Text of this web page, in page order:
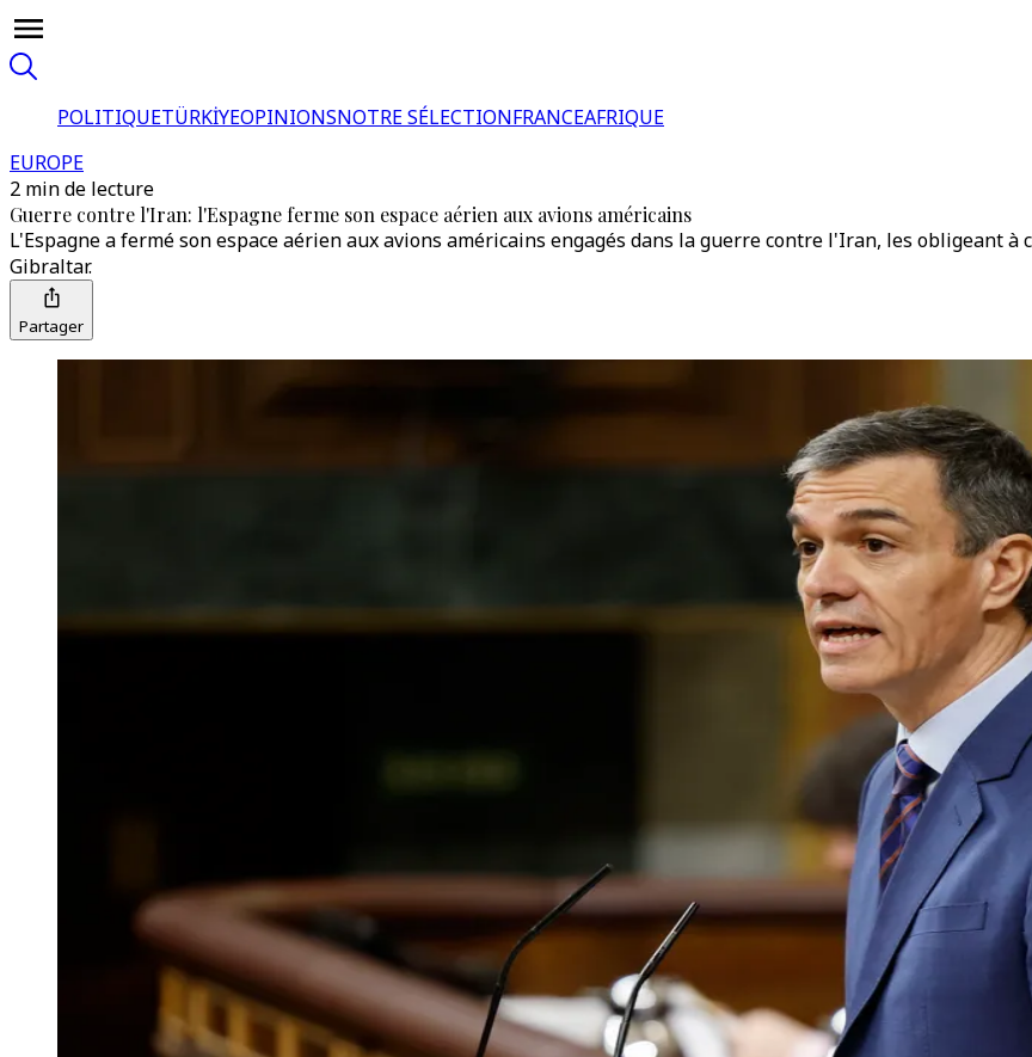
POLITIQUETÜRKİYEOPINIONSNOTRE SÉLECTIONFRANCEAFRIQUE
EUROPE
2 min de lecture
Guerre contre l'Iran: l'Espagne ferme son espace aérien aux avions américains
L'Espagne a fermé son espace aérien aux avions américains engagés dans la guerre contre l'Iran, les
Gibraltar.
Partager